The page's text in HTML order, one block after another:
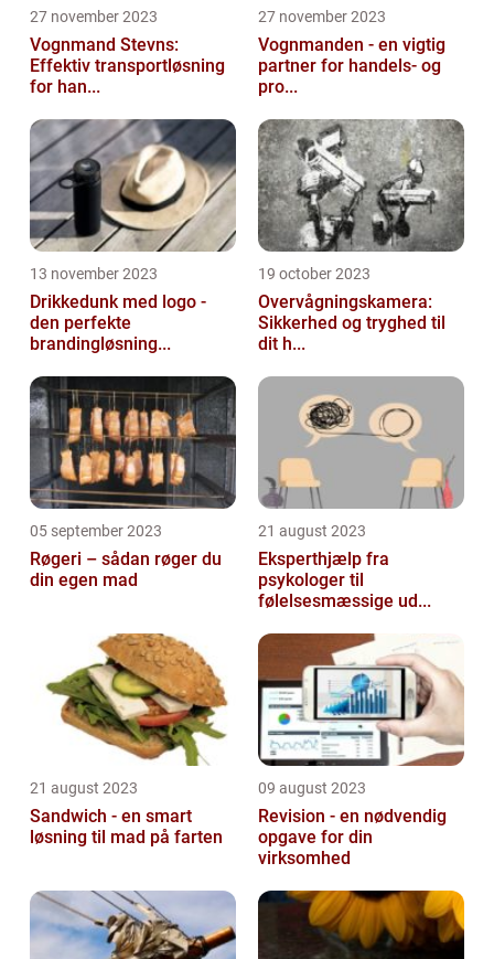
27 november 2023
Vognmand Stevns:
Effektiv transportløsning
for han...
27 november 2023
Vognmanden - en vigtig
partner for handels- og
pro...
13 november 2023
Drikkedunk med logo -
den perfekte
brandingløsning...
19 october 2023
Overvågningskamera:
Sikkerhed og tryghed til
dit h...
05 september 2023
Røgeri – sådan røger du
din egen mad
21 august 2023
Eksperthjælp fra
psykologer til
følelsesmæssige ud...
21 august 2023
Sandwich - en smart
løsning til mad på farten
09 august 2023
Revision - en nødvendig
opgave for din
virksomhed